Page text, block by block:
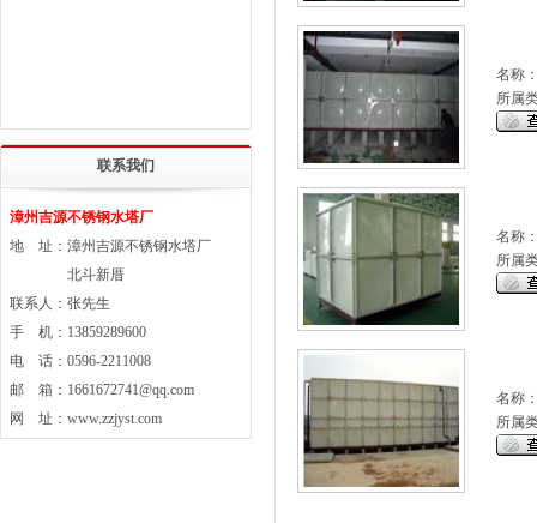
联系我们
漳州吉源不锈钢水塔厂
地 址：漳州吉源不锈钢水塔厂
北斗新厝
联系人：张先生
手 机：13859289600
电 话：0596-2211008
邮 箱：1661672741@qq.com
网 址：www.zzjyst.com
名
所属
名
所属
名
所属